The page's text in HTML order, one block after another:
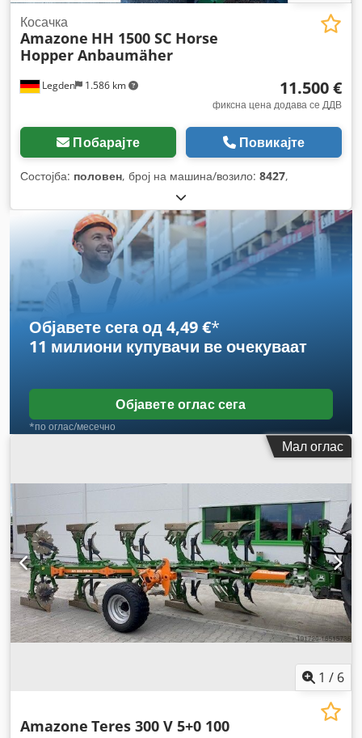
Legden 1.586 km
Косачка
Amazone HH 1500 SC Horse
Hopper Anbaumäher
11.500 €
фиксна цена додава се ДДВ
Побарајте Повикајте
Состојба: половен, број на машина/возило: 8427,
Објавете сега од 4,49 €*
11 милиони купувачи ве очекуваат
Објавете оглас сега
*по оглас/месечно
Мал оглас
1 / 6
Amazone Teres 300 V 5+0 100